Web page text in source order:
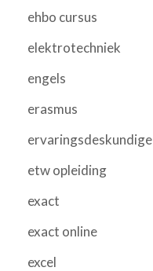
ehbo cursus
elektrotechniek
engels
erasmus
ervaringsdeskundige
etw opleiding
exact
exact online
excel